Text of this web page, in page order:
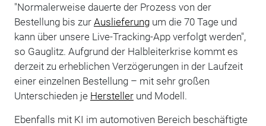
"Normalerweise dauerte der Prozess von der
Bestellung bis zur Auslieferungum die 70 Tage und
kann über unsere Live-Tracking-App verfolgt werden",
so Gauglitz. Aufgrund der Halbleiterkrise kommt es
derzeit zu erheblichen Verzögerungen in der Laufzeit
einer einzelnen Bestellung – mit sehr großen
Unterschieden je Herstellerund Modell.
Ebenfalls mit KI im automotiven Bereich beschäftigte